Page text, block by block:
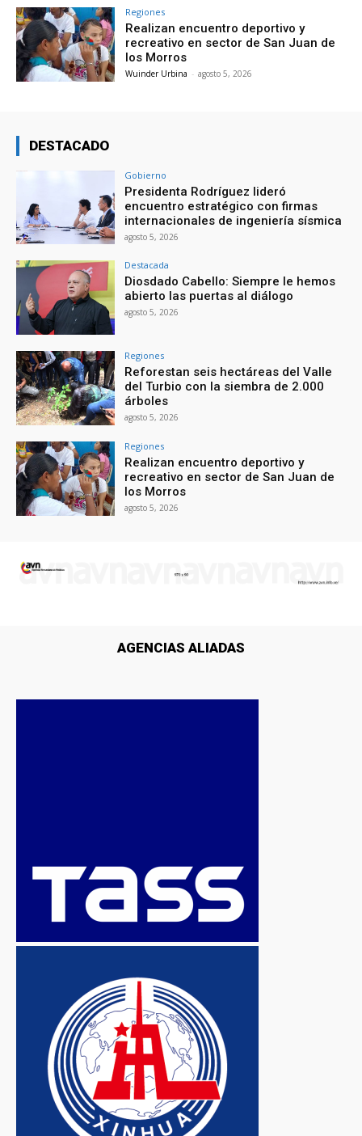
Regiones
Realizan encuentro deportivo y
recreativo en sector de San Juan de
los Morros
Wuinder Urbina - agosto 5, 2026
DESTACADO
Gobierno
Presidenta Rodríguez lideró
encuentro estratégico con firmas
internacionales de ingeniería sísmica
agosto 5, 2026
Destacada
Diosdado Cabello: Siempre le hemos
abierto las puertas al diálogo
agosto 5, 2026
Regiones
Reforestan seis hectáreas del Valle
del Turbio con la siembra de 2.000
árboles
agosto 5, 2026
Regiones
Realizan encuentro deportivo y
recreativo en sector de San Juan de
los Morros
agosto 5, 2026
AGENCIAS ALIADAS